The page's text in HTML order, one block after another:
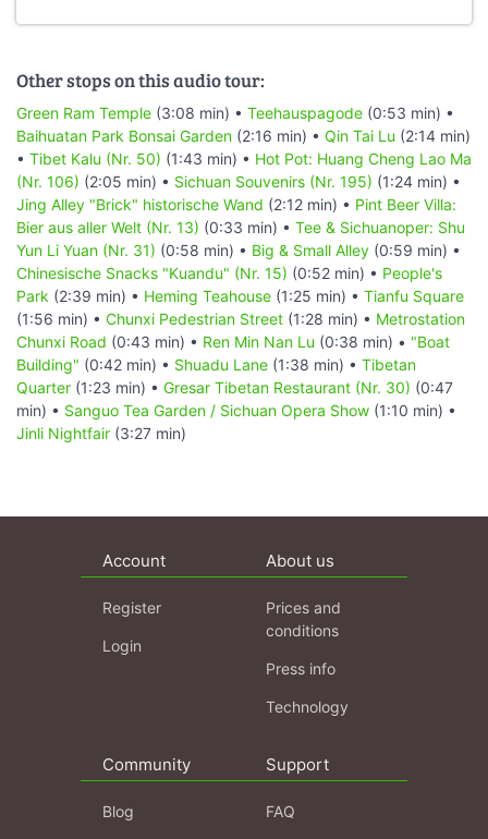
Other stops on this audio tour:
Green Ram Temple (3:08 min) • Teehauspagode (0:53 min) •
Baihuatan Park Bonsai Garden (2:16 min) • Qin Tai Lu (2:14 min)
• Tibet Kalu (Nr. 50) (1:43 min) • Hot Pot: Huang Cheng Lao Ma
(Nr. 106) (2:05 min) • Sichuan Souvenirs (Nr. 195) (1:24 min) •
Jing Alley "Brick" historische Wand (2:12 min) • Pint Beer Villa:
Bier aus aller Welt (Nr. 13) (0:33 min) • Tee & Sichuanoper: Shu
Yun Li Yuan (Nr. 31) (0:58 min) • Big & Small Alley (0:59 min) •
Chinesische Snacks "Kuandu" (Nr. 15) (0:52 min) • People's
Park (2:39 min) • Heming Teahouse (1:25 min) • Tianfu Square
(1:56 min) • Chunxi Pedestrian Street (1:28 min) • Metrostation
Chunxi Road (0:43 min) • Ren Min Nan Lu (0:38 min) • "Boat
Building" (0:42 min) • Shuadu Lane (1:38 min) • Tibetan
Quarter (1:23 min) • Gresar Tibetan Restaurant (Nr. 30) (0:47
min) • Sanguo Tea Garden / Sichuan Opera Show (1:10 min) •
Jinli Nightfair (3:27 min)
Account
Register
Login
About us
Prices and
conditions
Press info
Technology
Community
Blog
Support
FAQ